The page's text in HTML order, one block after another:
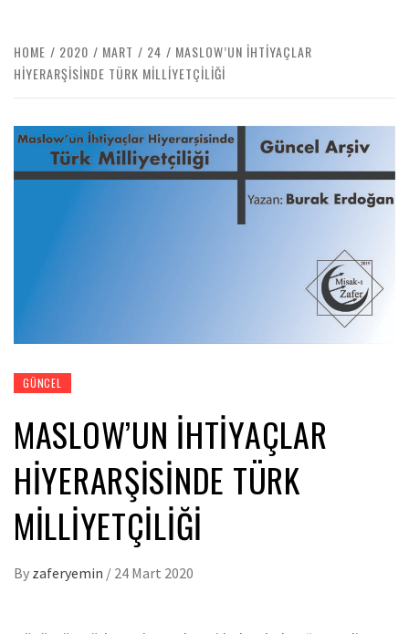
HOME 2020 MART 24
MASLOW’UN İHTIYAÇLAR
HIYERARŞISINDE TÜRK MILLIYETÇILIĞI
GÜNCEL
MASLOW’UN İHTIYAÇLAR
HIYERARŞISINDE TÜRK
MILLIYETÇILIĞI
By zaferyemin / 24 Mart 2020